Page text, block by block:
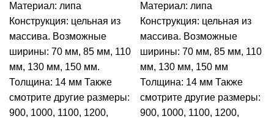
Материал: липа
Конструкция: цельная из
массива. Возможные
ширины: 70 мм, 85 мм, 110
мм, 130 мм, 150 мм.
Толщина: 14 мм Также
смотрите другие размеры:
900, 1000, 1100, 1200,
Материал: липа
Конструкция: цельная из
массива. Возможные
ширины: 70 мм, 85 мм, 110
мм, 130 мм, 150 мм
Толщина: 14 мм Также
смотрите другие размеры:
900, 1000, 1100, 1200,